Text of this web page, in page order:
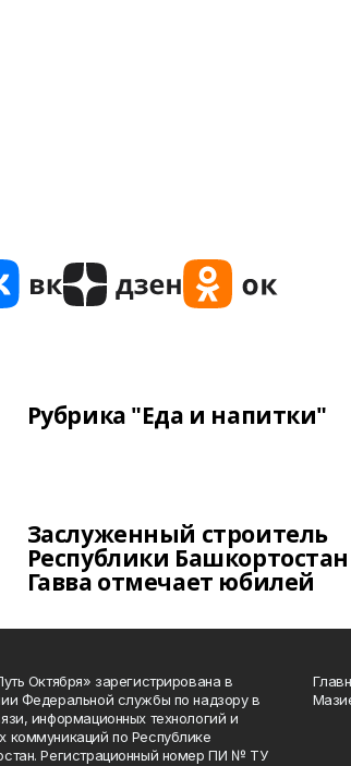
Рубрика "Еда и напитки"
Заслуженный строитель
Республики
Гавва отмечает юбилей
Октября» зарегистрирована в
Федеральной службы по надзору в
информационных технологий и
коммуникаций по Республике
Регистрационный номер ПИ № ТУ